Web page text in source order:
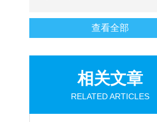
查看全部
相关文章
RELATED ARTICLES